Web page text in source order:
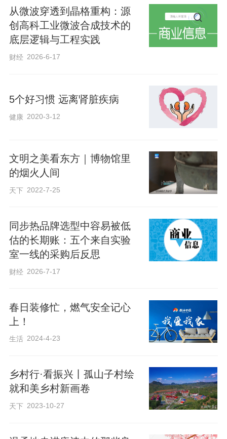
来源：冀云
原标题：长城观察｜把大模型塞进1300℃的轧钢加热
从微波穿透到晶格重构：源
创高科工业微波合成技术的
底层逻辑与工程实践
财经 2026-6-17
5个好习惯 远离肾脏疾病
健康 2020-3-12
文明之美看东方｜博物馆里
的烟火人间
天下 2022-7-25
同步热品牌选型中容易被低
估的长期账：五个来自实验
室一线的采购后反思
财经 2026-7-17
春日装修忙，燃气安全记心
上！
生活 2024-4-23
乡村行·看振兴丨孤山子村绘
就和美乡村新画卷
天下 2023-10-27